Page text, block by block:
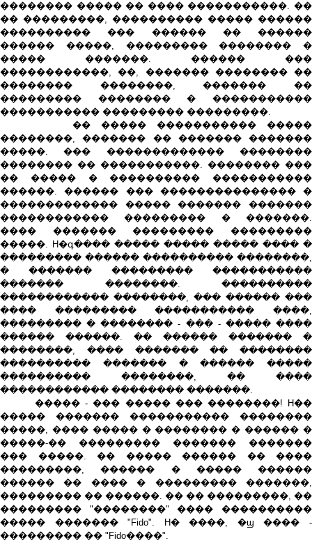
�������� ����� �� ���� �����������. ��
�� ���������, ���������� ����� ������
���������� ��� ������ �� ������
������ �����, ��������� �������� �
����� �������. ������ ���
������������, ��, ������� �������� ��
�������� ��������, ������� ��
��������� �������� � �����������
����������� ��������� ���������.
�� ����� ����������� �����
��������, ������� �� ������� �������
�����. ��� ������������� ��������
�������� �� �����������. �������� ���
�� ����� � ���������� �����������
������. ������ ��� ��������������� �
������������� ����� ������� �������
������������ ��������� � �������.
���� ������� ��������� ���������
�����. H�գ���� ����� ����� ����� ���� �
��������� ������ ���������� ��������,
� ������� ��������� �����������
������� ��������. ����������
������������ ��������, ��� ������ ���
���� ��������� ����������� ����,
��������� � �������� - ��� - ����� ����
������ ������. �� ������ ������� �
��������, ���� ������� �� ��������
���������� ������� � ������ �����
���������� ��������, �� ����
������������ �������� �������.
����� - ��� ����� ��� ��������! H��
����� ������� ����������� ��������
�����, ���� ����� � �������� � ������ �
�����-�� ��������� ������� �������
��� �����. �� ����� ������ �� ����
���������, ������ � ����� ������
������ �� ���� � ��������� �������,
��������� �� ������. �� �� ���������, ��
��������� "��������" ���� ����������
����� ������� "Fido". H� ����, �ϣ ���� -
��������� �� "Fido����".